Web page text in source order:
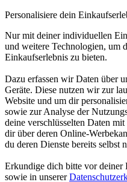
Personalisiere dein
Nur mit deiner individuellen
und weitere Technologien, um
Einkaufserlebnis zu bieten.
Dazu erfassen wir Daten über
Geräte. Diese nutzen wir zur
Website und um dir
sowie zur Analyse der
deine verschlüsselten Daten
dir über deren Online-
du deren Dienste bereits selbst
Erkundige dich bitte vor
sowie in unserer